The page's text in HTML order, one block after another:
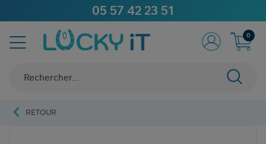
05 57 42 23 51
0
RETOUR